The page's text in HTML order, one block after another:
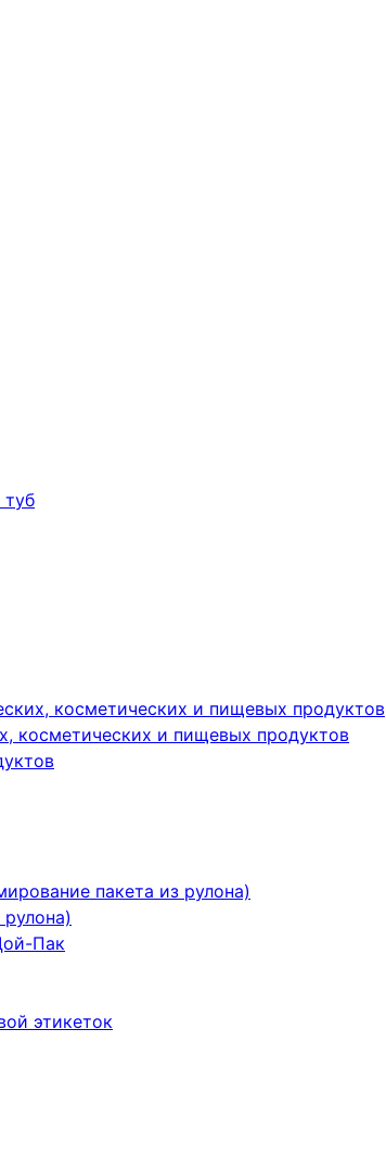
туб
косметических и пищевых продуктов
косметических и пищевых продуктов
пакета из рулона)
Пак
этикеток